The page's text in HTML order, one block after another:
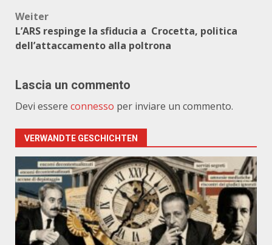
Weiter
L’ARS respinge la sfiducia a Crocetta, politica
dell’attaccamento alla poltrona
Lascia un commento
Devi essere connesso per inviare un commento.
VERWANDTE GESCHICHTEN